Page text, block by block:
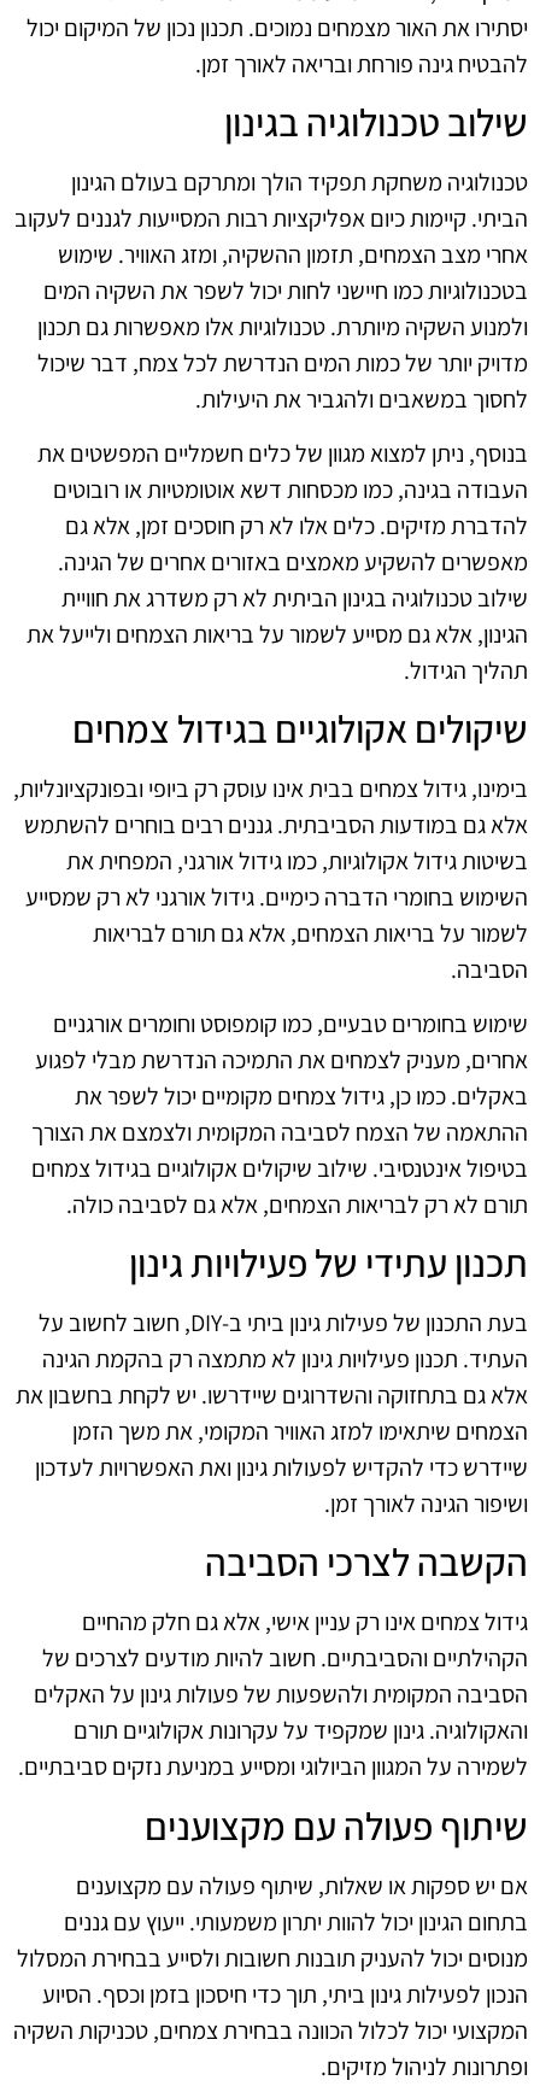
יסתירו את האור מצמחים נמוכים. תכנון נכון של המיקום יכול
להבטיח גינה פורחת ובריאה לאורך זמן.
שילוב טכנולוגיה בגינון
טכנולוגיה משחקת תפקיד הולך ומתרקם בעולם הגינון
הביתי. קיימות כיום אפליקציות רבות המסייעות לגננים לעקוב
אחרי מצב הצמחים, תזמון ההשקיה, ומזג האוויר. שימוש
בטכנולוגיות כמו חיישני לחות יכול לשפר את השקיה המים
ולמנוע השקיה מיותרת. טכנולוגיות אלו מאפשרות גם תכנון
מדויק יותר של כמות המים הנדרשת לכל צמח, דבר שיכול
לחסוך במשאבים ולהגביר את היעילות.
בנוסף, ניתן למצוא מגוון של כלים חשמליים המפשטים את
העבודה בגינה, כמו מכסחות דשא אוטומטיות או רובוטים
להדברת מזיקים. כלים אלו לא רק חוסכים זמן, אלא גם
מאפשרים להשקיע מאמצים באזורים אחרים של הגינה.
שילוב טכנולוגיה בגינון הביתית לא רק משדרג את חוויית
הגינון, אלא גם מסייע לשמור על בריאות הצמחים ולייעל את
תהליך הגידול.
שיקולים אקולוגיים בגידול צמחים
בימינו, גידול צמחים בבית אינו עוסק רק ביופי ובפונקציונליות,
אלא גם במודעות הסביבתית. גננים רבים בוחרים להשתמש
בשיטות גידול אקולוגיות, כמו גידול אורגני, המפחית את
השימוש בחומרי הדברה כימיים. גידול אורגני לא רק שמסייע
לשמור על בריאות הצמחים, אלא גם תורם לבריאות
הסביבה.
שימוש בחומרים טבעיים, כמו קומפוסט וחומרים אורגניים
אחרים, מעניק לצמחים את התמיכה הנדרשת מבלי לפגוע
באקלים. כמו כן, גידול צמחים מקומיים יכול לשפר את
ההתאמה של הצמח לסביבה המקומית ולצמצם את הצורך
בטיפול אינטנסיבי. שילוב שיקולים אקולוגיים בגידול צמחים
תורם לא רק לבריאות הצמחים, אלא גם לסביבה כולה.
תכנון עתידי של פעילויות גינון
בעת התכנון של פעילות גינון ביתי ב‑DIY, חשוב לחשוב על
העתיד. תכנון פעילויות גינון לא מתמצה רק בהקמת הגינה
אלא גם בתחזוקה והשדרוגים שיידרשו. יש לקחת בחשבון את
הצמחים שיתאימו למזג האוויר המקומי, את משך הזמן
שיידרש כדי להקדיש לפעולות גינון ואת האפשרויות לעדכון
ושיפור הגינה לאורך זמן.
הקשבה לצרכי הסביבה
גידול צמחים אינו רק עניין אישי, אלא גם חלק מהחיים
הקהילתיים והסביבתיים. חשוב להיות מודעים לצרכים של
הסביבה המקומית ולהשפעות של פעולות גינון על האקלים
והאקולוגיה. גינון שמקפיד על עקרונות אקולוגיים תורם
לשמירה על המגוון הביולוגי ומסייע במניעת נזקים סביבתיים.
שיתוף פעולה עם מקצוענים
אם יש ספקות או שאלות, שיתוף פעולה עם מקצוענים
בתחום הגינון יכול להוות יתרון משמעותי. ייעוץ עם גננים
מנוסים יכול להעניק תובנות חשובות ולסייע בבחירת המסלול
הנכון לפעילות גינון ביתי, תוך כדי חיסכון בזמן וכסף. הסיוע
המקצועי יכול לכלול הכוונה בבחירת צמחים, טכניקות השקיה
ופתרונות לניהול מזיקים.